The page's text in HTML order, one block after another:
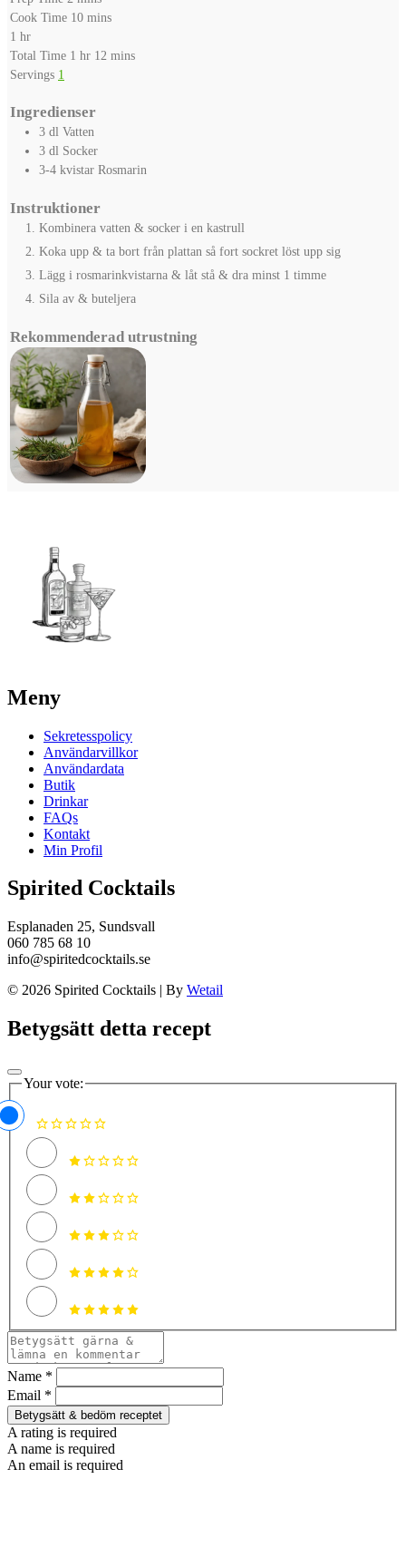
Cook Time 10minutes
mins
1 hour
hr
Total Time 1 hour
hr 12 minutes
mins
Servings 1
Ingredienser
3 dl Vatten
3 dl Socker
3-4 kvistar Rosmarin
Instruktioner
Kombinera vatten & socker i en kastrull
Koka upp & ta bort från plattan så fort sockret löst upp sig
Lägg i rosmarinkvistarna & låt stå & dra minst 1 timme
Sila av & buteljera
Rekommenderad utrustning
Meny
Sekretesspolicy
Användarvillkor
Användardata
Butik
Drinkar
FAQs
Kontakt
Min Profil
Spirited Cocktails
Esplanaden 25, Sundsvall
060 785 68 10
info@spiritedcocktails.se
© 2026 Spirited Cocktails | By Wetail
Betygsätt detta recept
Your vote:
Name *
Email *
Betygsätt & bedöm receptet
A rating is required
A name is required
An email is required